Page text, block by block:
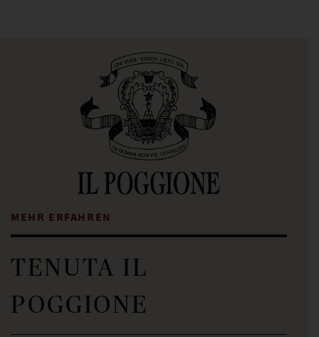
MEHR ERFAHREN
TENUTA IL
POGGIONE